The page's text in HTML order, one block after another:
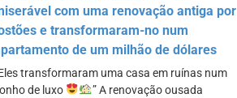
com uma renovação antiga por
e transformaram-no num
de um milhão de dólares
transformaram uma casa em ruínas num
de luxo
” A renovação ousada